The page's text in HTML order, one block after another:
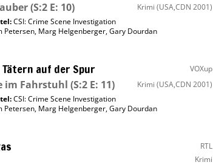
(S:2 E: 10) Krimi (USA,CDN 2001)
CSI: Crime Scene Investigation
Petersen, Marg Helgenberger,Gary Dourdan
Tätern auf der Spur VOXup
im Fahrstuhl (S:2 E: 11) Krimi (USA,CDN 2001)
CSI: Crime Scene Investigation
Petersen, Marg Helgenberger,Gary Dourdan
RTL
Krimi